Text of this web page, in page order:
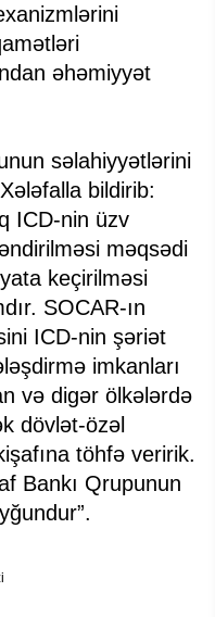
əhəmiyyət
səlahiyyətlərini
bildirib:
ICD-nin üzv
məqsədi
keçirilməsi
SOCAR-ın
ICD-nin şəriət
imkanları
və digər ölkələrdə
dövlət-özəl
töhfə veririk.
Bankı Qrupunun